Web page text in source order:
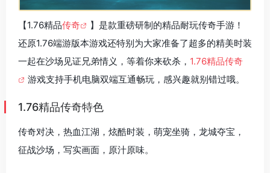
【1.76精品传奇
】是款重磅研制的精品耐玩传奇手游！
还原1.76端游版本游戏还特别为大家准备了超多的精美时装
一起在沙场见证兄弟情义，等着你来砍杀， 1.76精品传奇
游戏支持手机电脑双端互通畅玩，感兴趣就别错过哦。
1.76精品传奇特色
传奇对决，热血江湖，炫酷时装，萌宠坐骑，龙城夺宝，
征战沙场，写实画面，原汁原味。